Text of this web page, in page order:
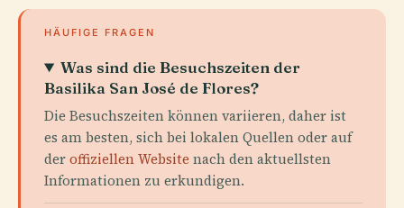
HÄUFIGE FRAGEN
Was sind die Besuchszeiten der
Basilika San José de Flores?
Die Besuchszeiten können variieren, daher ist
es am besten, sich bei lokalen Quellen oder auf
deroffiziellen Website nach den aktuellsten
Informationen zu erkundigen.